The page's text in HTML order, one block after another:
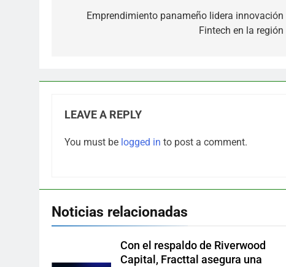
navigation
Emprendimiento panameño lidera innovación
Fintech en la región
LEAVE A REPLY
You must be logged in to post a comment.
Noticias relacionadas
Con el respaldo de Riverwood
Capital, Fracttal asegura una